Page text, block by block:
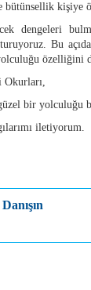
bütünsellik kişiye
dengeleri
Bu
özelliğini
Okurları,
bir yolculuğu
iletiyorum.